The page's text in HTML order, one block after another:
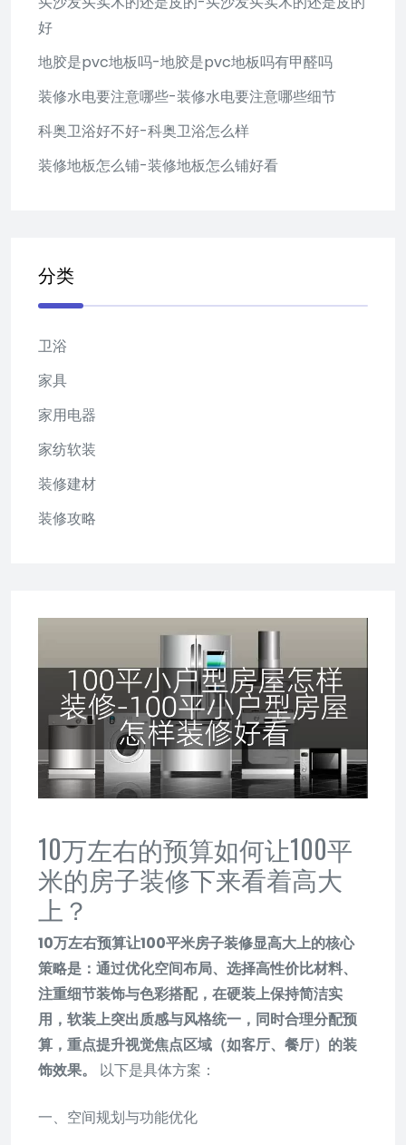
10万左右的预算如何让100平
米的房子装修下来看着高大
上？
10万左右预算让100平米房子装修显高大上的核心
策略是：通过优化空间布局、选择高性价比材料、
注重细节装饰与色彩搭配，在硬装上保持简洁实
用，软装上突出质感与风格统一，同时合理分配预
算，重点提升视觉焦点区域（如客厅、餐厅）的装
饰效果。
以下是具体方案：
一、空间规划与功能优化
好
地胶是pvc地板吗-地胶是pvc地板吗有甲醛吗
装修水电要注意哪些-装修水电要注意哪些细节
科奥卫浴好不好-科奥卫浴怎么样
装修地板怎么铺-装修地板怎么铺好看
分类
卫浴
家具
家用电器
家纺软装
装修建材
装修攻略